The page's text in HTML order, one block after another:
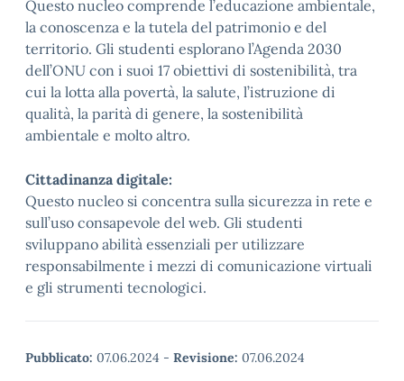
Questo nucleo comprende l’educazione ambientale,
la conoscenza e la tutela del patrimonio e del
territorio. Gli studenti esplorano l’Agenda 2030
dell’ONU con i suoi 17 obiettivi di sostenibilità, tra
cui la lotta alla povertà, la salute, l’istruzione di
qualità, la parità di genere, la sostenibilità
ambientale e molto altro.
Cittadinanza digitale:
Questo nucleo si concentra sulla sicurezza in rete e
sull’uso consapevole del web. Gli studenti
sviluppano abilità essenziali per utilizzare
responsabilmente i mezzi di comunicazione virtuali
e gli strumenti tecnologici.
Pubblicato: 07.06.2024 - Revisione: 07.06.2024